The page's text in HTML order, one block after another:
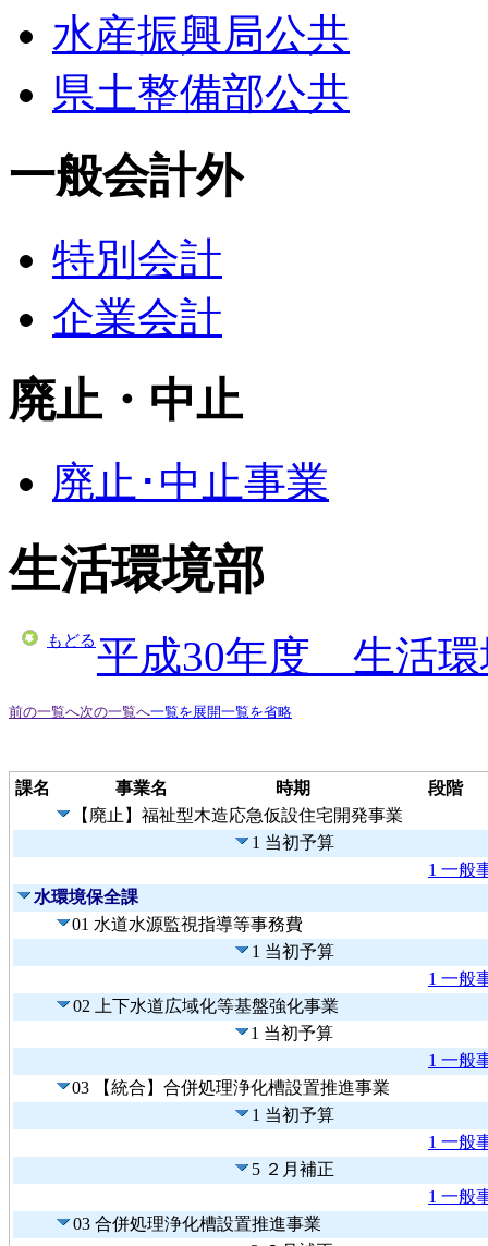
水産振興局公共
県土整備部公共
一般会計外
特別会計
企業会計
廃止・中止
廃止･中止事業
生活環境部
もどる平成30年度 生活環
前の一覧へ次の一覧へ一覧を展開一覧を省略
課名 事業名 時期
段階
【廃止】福祉型木造応急仮設住宅開発事業
1 当初予算
1 一般
水環境保全課
01 水道水源監視指導等事務費
1 当初予算
1 一般
02 上下水道広域化等基盤強化事業
1 当初予算
1 一般
03 【統合】合併処理浄化槽設置推進事業
1 当初予算
1 一般
5 ２月補正
1 一般
03 合併処理浄化槽設置推進事業